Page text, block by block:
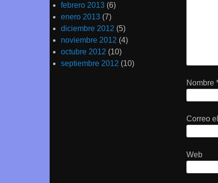
Nombre
Correo
Web
febrero 2013 (6)
enero 2013 (7)
diciembre 2012 (5)
noviembre 2012 (4)
octubre 2012 (10)
septiembre 2012 (10)